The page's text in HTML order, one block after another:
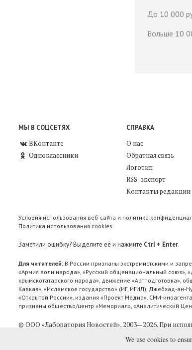
До 10 000
Больше 10
МЫ В СОЦСЕТЯХ
ВКонтакте
Одноклассники
СПРАВКА
О нас
Обратная связь
Логотип
RSS-экспорт
Контакты редакции
Условия использования веб-сайта и политика
Политика использования cookies
Заметили ошибку? Выделите её и нажмите Ctrl + Enter.
Для читателей: В России признаны экстремистскими и
«Армия воли народа», «Русский общенациональный союз»,
крымскотатарского народа», движение «Артподготовка»,
Кавказ», «Исламское государство» (ИГ, ИГИЛ), Джебхад-ан-
«Открытой России», издания «Проект Медиа». СМИ-
признаны общество/центр «Мемориал», «Аналитический
© ООО «Лаборатория Новоcтей», 2003—2026.При
We use cookies to